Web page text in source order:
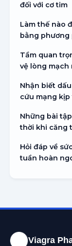
đối với cơ tim
Làm thế nào
bằng
Tầm quan
vệ lòng mạch
Nhận biết
cứu mạng kịp
Những bài
thời khi căng
Hỏi đáp về
tuần hoàn
Viagra